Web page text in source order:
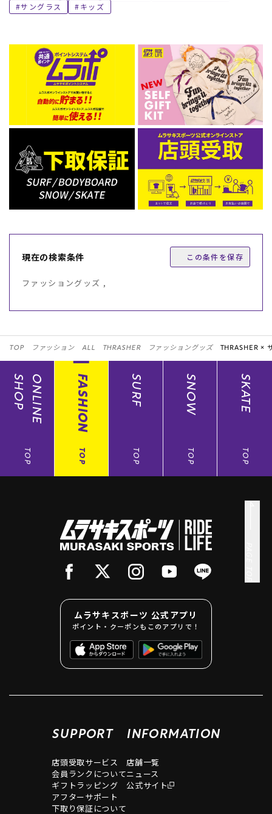
サングラス
キッズ
現在の検索条件 この条件を保存
ファッショングッズ ,
TOP ファッション ALL THRASHER ファッショングッズ THRASHER ×
ONLINE
SHOP
TOP
FASHION
TOP
SURF
TOP
SNOW
TOP
SKATE
TOP
ムラサキスポーツ 公式アプリ
ポイント・クーポンもこのアプリで！
SUPPORT
店頭受取サービス
会員ランクについて
ギフトラッピング
アフターサポート
下取り保証について
INFORMATION
店舗一覧
ニュース
公式サイト